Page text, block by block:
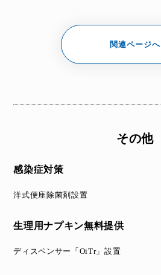
関連ページへ
その他
感染症対策
洋式便座除菌剤設置
生理用ナプキン無料提供
ディスペンサー「OiTr」設置